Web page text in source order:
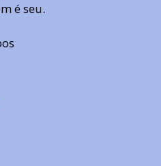
é seu.